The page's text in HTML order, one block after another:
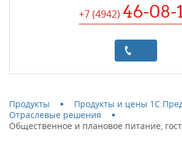
+7 (4942) 46-08-
Продукты
Продукты и цены
Отраслевые решения
Общественное и плановое питание,